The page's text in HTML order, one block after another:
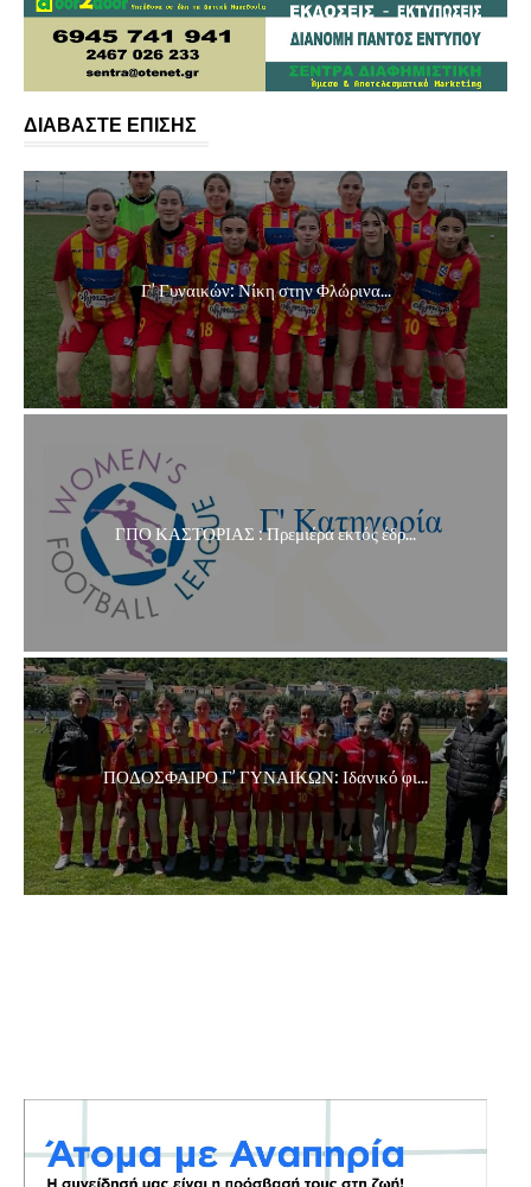
ΔΙΑΒΑΣΤΕ ΕΠΙΣΗΣ
Γ’ Γυναικών: Νίκη στην Φλώρινα...
ΓΠΟ ΚΑΣΤΟΡΙΑΣ : Πρεμιέρα εκτός έδρ...
ΠΟΔΟΣΦΑΙΡΟ Γ’ ΓΥΝΑΙΚΩΝ: Ιδανικό φι...